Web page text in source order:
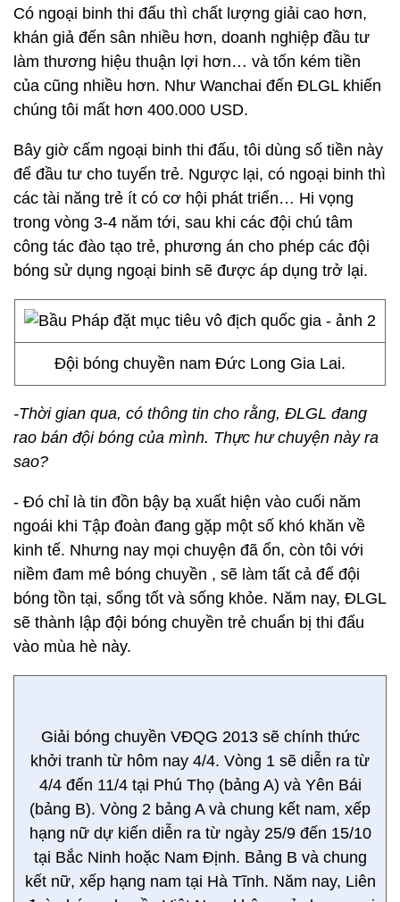
Có ngoại binh thi đấu thì chất lượng giải cao hơn,
khán giả đến sân nhiều hơn, doanh nghiệp đầu tư
làm thương hiệu thuận lợi hơn… và tốn kém tiền
của cũng nhiều hơn. Như Wanchai đến ĐLGL khiến
chúng tôi mất hơn 400.000 USD.
Bây giờ cấm ngoại binh thi đấu, tôi dùng số tiền này
để đầu tư cho tuyến trẻ. Ngược lại, có ngoại binh thì
các tài năng trẻ ít có cơ hội phát triển… Hi vọng
trong vòng 3-4 năm tới, sau khi các đội chú tâm
công tác đào tạo trẻ, phương án cho phép các đội
bóng sử dụng ngoại binh sẽ được áp dụng trở lại.
Đội bóng chuyền nam Đức Long Gia Lai.
-Thời gian qua, có thông tin cho rằng, ĐLGL đang
rao bán đội bóng của mình. Thực hư chuyện này ra
sao?
- Đó chỉ là tin đồn bậy bạ xuất hiện vào cuối năm
ngoái khi Tập đoàn đang gặp một số khó khăn về
kinh tế. Nhưng nay mọi chuyện đã ổn, còn tôi với
niềm đam mê bóng chuyền , sẽ làm tất cả để đội
bóng tồn tại, sống tốt và sống khỏe. Năm nay, ĐLGL
sẽ thành lập đội bóng chuyền trẻ chuẩn bị thi đấu
vào mùa hè này.
Giải bóng chuyền VĐQG 2013 sẽ chính thức
khởi tranh từ hôm nay 4/4. Vòng 1 sẽ diễn ra từ
4/4 đến 11/4 tại Phú Thọ (bảng A) và Yên Bái
(bảng B). Vòng 2 bảng A và chung kết nam, xếp
hạng nữ dự kiến diễn ra từ ngày 25/9 đến 15/10
tại Bắc Ninh hoặc Nam Định. Bảng B và chung
kết nữ, xếp hạng nam tại Hà Tĩnh. Năm nay, Liên